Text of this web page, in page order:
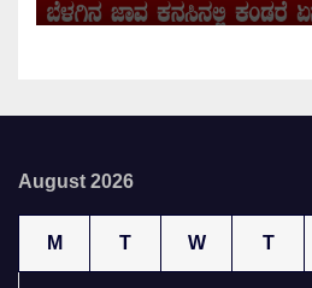
August 2026
M T W T